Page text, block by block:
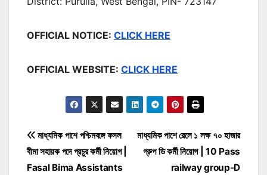
OFFICIAL NOTICE: CLICK HERE
OFFICIAL WEBSITE: CLICK HERE
Post
navigation
মাধ্যমিক পাশে রেলে ১ লক্ষ ৭০ হাজার
গ্রুপ ডি কর্মী নিয়োগ | 10 Pass
railway group-D
মাধ্যমিক পাশে পশ্চিমবঙ্গে ফসল
বীমা সহায়ক পদে প্রচুর কর্মী নিয়োগ |
Fasal Bima Assistants